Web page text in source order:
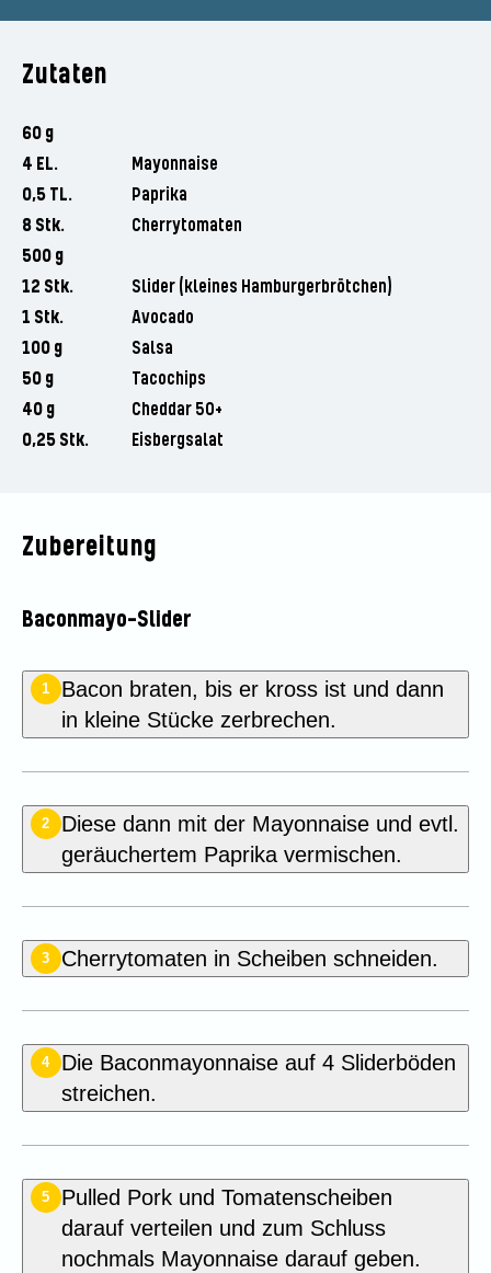
Zutaten
60 g
4 EL.
Mayonnaise
0,5 TL.
Paprika
8 Stk.
Cherrytomaten
500 g
12 Stk.
Slider (kleines Hamburgerbrötchen)
1 Stk.
Avocado
100 g
Salsa
50 g
Tacochips
40 g
Cheddar 50+
0,25 Stk.
Eisbergsalat
Zubereitung
Baconmayo-Slider
1
Bacon braten, bis er kross ist und dann
in kleine Stücke zerbrechen.
2
Diese dann mit der Mayonnaise und evtl.
geräuchertem Paprika vermischen.
3 Cherrytomaten in Scheiben schneiden.
4
Die Baconmayonnaise auf 4 Sliderböden
streichen.
5
Pulled Pork und Tomatenscheiben
darauf verteilen und zum Schluss
nochmals Mayonnaise darauf geben.